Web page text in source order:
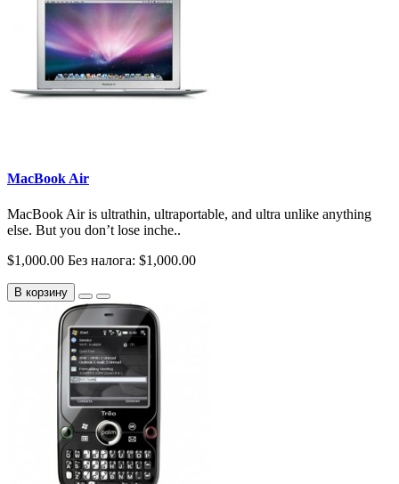
MacBook Air
MacBook Air is ultrathin, ultraportable, and ultra unlike anything
else. But you don’t lose inche..
$1,000.00 Без налога: $1,000.00
В корзину